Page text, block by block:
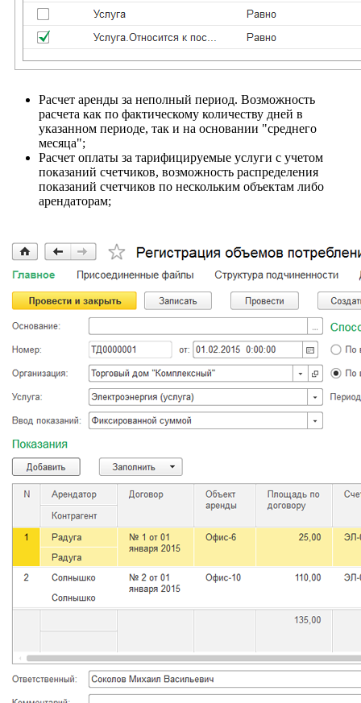
Расчет аренды за неполный период. Возможность
расчета как по фактическому количеству дней в
указанном периоде, так и на основании "среднего
месяца";
Расчет оплаты за тарифицируемые услуги с учетом
показаний счетчиков, возможность распределения
показаний счетчиков по нескольким объектам либо
арендаторам;